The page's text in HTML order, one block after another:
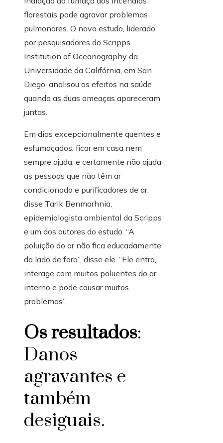
florestais pode agravar problemas
pulmonares. O novo estudo, liderado
por pesquisadores do Scripps
Institution of Oceanography da
Universidade da Califórnia, em San
Diego, analisou os efeitos na saúde
quando as duas ameaças apareceram
juntas.
Em dias excepcionalmente quentes e
esfumaçados, ficar em casa nem
sempre ajuda, e certamente não ajuda
as pessoas que não têm ar
condicionado e purificadores de ar,
disse Tarik Benmarhnia,
epidemiologista ambiental da Scripps
e um dos autores do estudo. “A
poluição do ar não fica educadamente
do lado de fora”, disse ele. “Ele entra,
interage com muitos poluentes do ar
interno e pode causar muitos
problemas”.
Os resultados:
Danos
agravantes e
também
desiguais.